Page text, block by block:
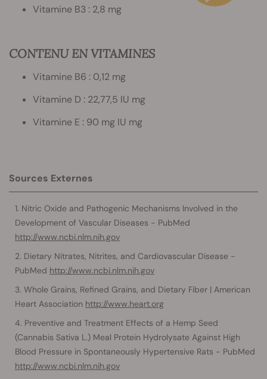
CONTENU EN VITAMINES
Vitamine B3 : 2,8 mg
Vitamine B6 : 0,12 mg
Vitamine D : 22,77,5 IU mg
Vitamine E : 90 mg IU mg
Sources Externes
Nitric Oxide and Pathogenic Mechanisms Involved in the
Development of Vascular Diseases - PubMed
http://www.ncbi.nlm.nih.gov
Dietary Nitrates, Nitrites, and Cardiovascular Disease -
PubMed http://www.ncbi.nlm.nih.gov
Whole Grains, Refined Grains, and Dietary Fiber | American
Heart Association http://www.heart.org
Preventive and Treatment Effects of a Hemp Seed
(Cannabis Sativa L.) Meal Protein Hydrolysate Against High
Blood Pressure in Spontaneously Hypertensive Rats - PubMed
http://www.ncbi.nlm.nih.gov